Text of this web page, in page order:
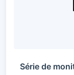
Série de